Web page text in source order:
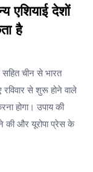
एशियाई देशों
है
सहित चीन से भारत
से शुरू होने वाले
होगा। उपाय की
की और यूरोपा प्रेस के